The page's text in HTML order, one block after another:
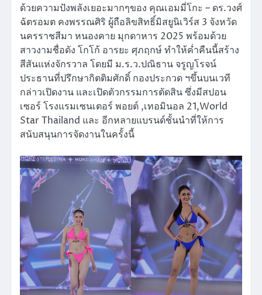
ด้วยความปังพลังเยอะมากๆของ คุณเอมมี่โกะ – ดร.วงศ์
ฉัตรอมต คงพรรณศิริ ผู้ถือลิขสิทธิ์มิสยูนิเวิร์ส 3 จังหวัด
นครราชสีมา หนองคาย มุกดาหาร 2025 พร้อมด้วย
สาวงามชื่อดัง โกโก้ อารยะ ศุภฤกษ์ ทำให้ค่ำคืนนี้สร้าง
สีสันแห่งจักรวาล โดยมี ม.ร.ว.ปณิธาน จรูญโรจน์
ประธานที่ปรึกษากิตติมศักดิ์ กองประกวด ฯขึ้นบนเวที
กล่าวเปิดงาน และเปิดตัวกรรมการตัดสิน ซึ่งมีสปอน
เซอร์ โรงแรมเซนเตอร์ พอยต์ ,เทอมินอล 21,World
Star Thailand และ อีกหลายแบรนด์ชั้นนำที่ให้การ
สนับสนุนการจัดงานในครั้งนี้